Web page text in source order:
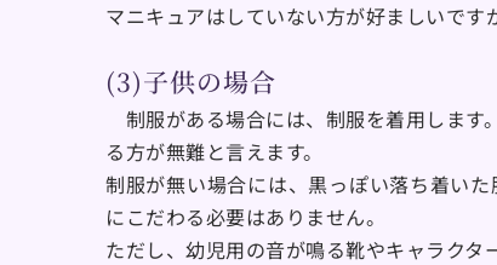
マニキュアはしていない方が好ましいです
(3)子供の場合
制服がある場合には、制服を着用します
る方が無難と言えます。
制服が無い場合には、黒っぽい落ち着い
にこだわる必要はありません。
ただし、幼児用の音が鳴る靴やキャラクタ